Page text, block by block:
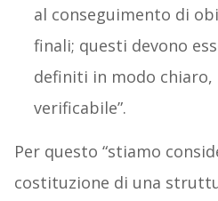
al conseguimento di
finali; questi devono
definiti in modo chiaro,
verificabile”.
Per questo “stiamo
costituzione di una